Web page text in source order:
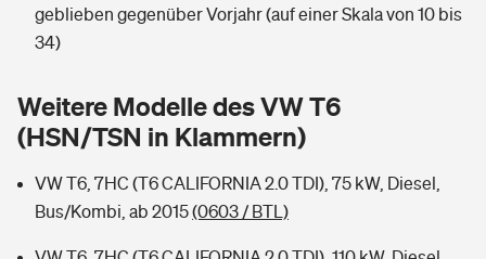
Tools
Hochwasser-Check: Wie gefährdet ist Ihr Haus?
Sie haben Fragen?
Handyversicherung
Private Cyberversicherung
Zur Übersicht
Wer versichert was: Jetzt Versicherer finden
Rentenrechner: Wie viel Geld bekomme ich im Alter?
geblieben gegenüber Vorjahr (auf einer Skala von 10 bis
34)
Weitere Modelle des VW T6
(HSN/TSN in Klammern)
VW T6, 7HC (T6 CALIFORNIA 2.0 TDI), 75 kW, Diesel,
Bus/Kombi, ab 2015(0603 / BTL)